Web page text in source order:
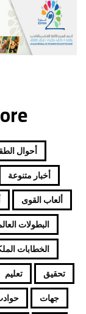
أحوال
أخبار متنوعة
ألعاب القوى
البطولات
الخطابات
تحقيق تعليم
جهات